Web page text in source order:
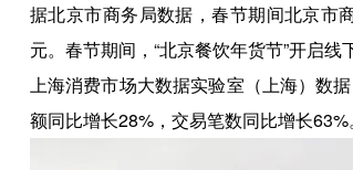
据北京市商务局数据，春节期间北京市
元。春节期间，“北京餐饮年货节”开启
上海消费市场大数据实验室（上海）数
额同比增长28%，交易笔数同比增长63%。